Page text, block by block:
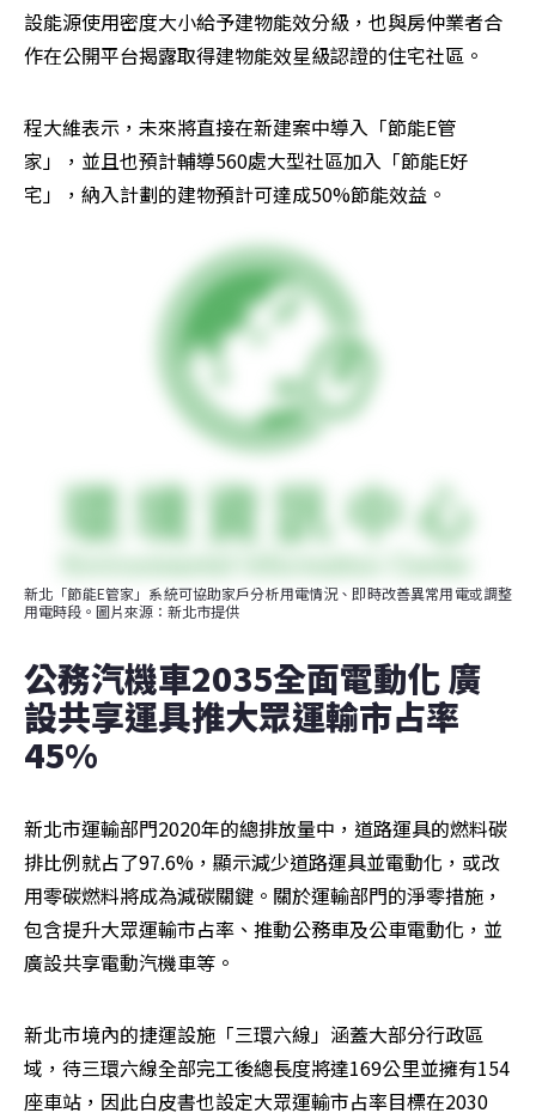
設能源使用密度大小給予建物能效分級，也與房仲業者合
作在公開平台揭露取得建物能效星級認證的住宅社區。
程大維表示，未來將直接在新建案中導入「節能E管
家」，並且也預計輔導560處大型社區加入「節能E好
宅」，納入計劃的建物預計可達成50%節能效益。
新北「節能E管家」系統可協助家戶分析用電情況、即時改善異常用電或調整
用電時段。圖片來源：新北市提供
公務汽機車2035全面電動化 廣
設共享運具推大眾運輸市占率
45%
新北市運輸部門2020年的總排放量中，道路運具的燃料碳
排比例就占了97.6%，顯示減少道路運具並電動化，或改
用零碳燃料將成為減碳關鍵。關於運輸部門的淨零措施，
包含提升大眾運輸市占率、推動公務車及公車電動化，並
廣設共享電動汽機車等。
新北市境內的捷運設施「三環六線」涵蓋大部分行政區
域，待三環六線全部完工後總長度將達169公里並擁有154
座車站，因此白皮書也設定大眾運輸市占率目標在2030